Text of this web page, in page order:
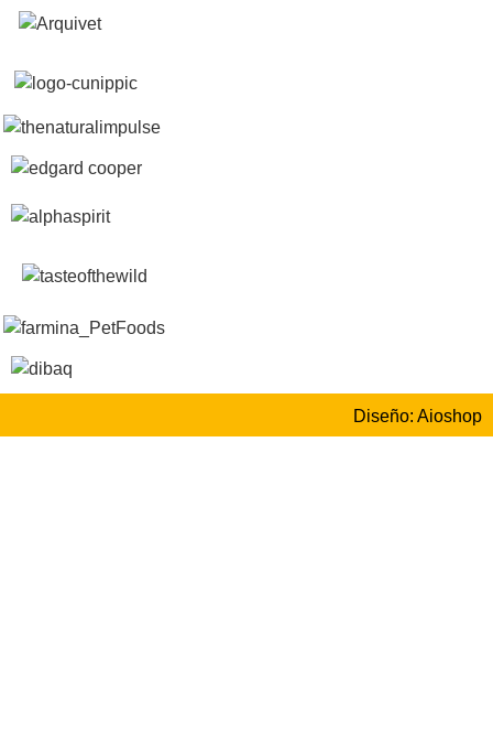
Diseño: Aioshop